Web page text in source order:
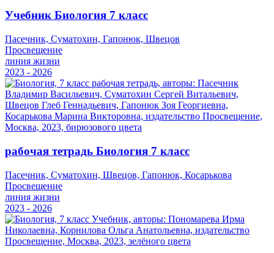
Учебник Биология 7 класс
Пасечник, Суматохин, Гапонюк, Швецов
Просвещение
линия жизни
2023 - 2026
рабочая тетрадь Биология 7 класс
Пасечник, Суматохин, Швецов, Гапонюк, Косарькова
Просвещение
линия жизни
2023 - 2026